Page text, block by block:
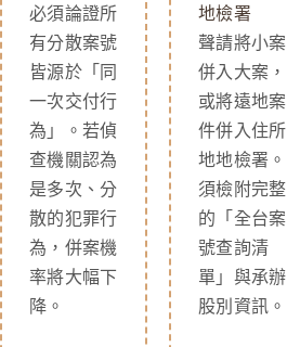
必須論證所
有分散案號
皆源於「同
一次交付行
為」。若偵
查機關認為
是多次、分
散的犯罪行
為，併案機
率將大幅下
降。
地檢署
聲請將小案
併入大案，
或將遠地案
件併入住所
地地檢署。
須檢附完整
的「全台案
號查詢清
單」與承辦
股別資訊。